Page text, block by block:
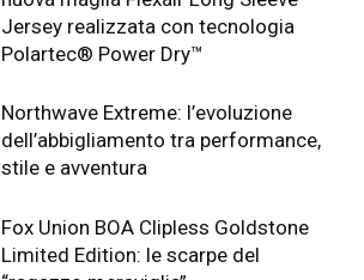
Jersey realizzata con tecnologia
Polartec® Power Dry™
Northwave Extreme: l’evoluzione
dell’abbigliamento tra performance,
stile e avventura
Fox Union BOA Clipless Goldstone
Limited Edition: le scarpe del